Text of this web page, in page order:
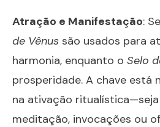
Atração e Manifestação:
de Vênus são usados para
harmonia, enquanto o Selo
prosperidade. A chave está
na ativação
meditação, invocações ou